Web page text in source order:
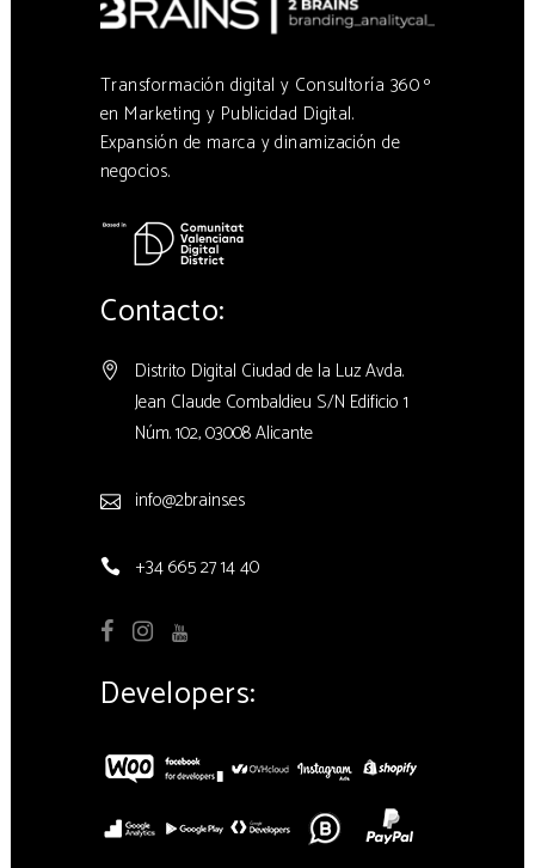
Transformación digital y Consultoría 360 º
en Marketing y Publicidad Digital.
Expansión de marca y dinamización de
negocios.
Contacto:
Distrito Digital Ciudad de la Luz Avda.
Jean Claude Combaldieu S/N Edificio 1
Núm. 102, 03008 Alicante
info@2brains.es
+34 665 27 14 40
Developers: